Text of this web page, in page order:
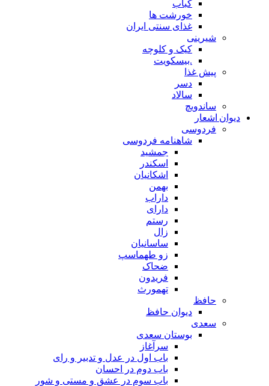
کباب
خورشت ها
غذای سنتی ایران
شیرینی
کیک و کلوچه
.بیسکویت
پیش غذا
دسر
سالاد
ساندویچ
دیوان اشعار
فردوسی
شاهنامه فردوسی
جمشید
اسکندر
اشکانیان
بهمن
داراب
دارای
رستم
زال
ساسانیان
زو طهماسپ‏
ضحاک
فریدون
تهمورث
حافظ
دیوان حافظ
سعدی
بوستان سعدی
سرآغاز
باب اول در عدل و تدبیر و رای
باب دوم در احسان
باب سوم در عشق و مستی و شور